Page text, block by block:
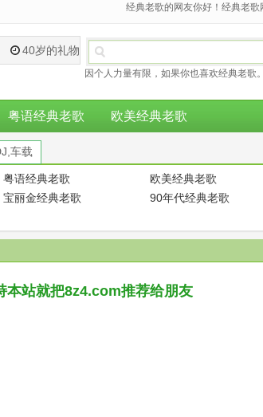
经典老歌的网友你好！经典老
40岁的礼物
因个人力量有限，如果你也喜欢经典老歌
粤语经典老歌 欧美经典老歌
车载
粤语经典老歌 欧美经典老歌
宝丽金经典老歌 90年代经典老歌
本站就把8z4.com推荐给朋友